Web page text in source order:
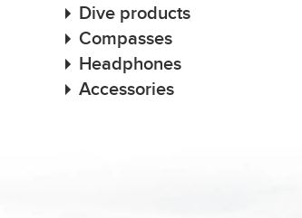
Dive products
Compasses
Headphones
Accessories